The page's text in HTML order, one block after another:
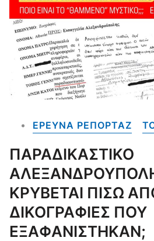
ΕΡΕΥΝΑ ΡΕΠΟΡΤΑΖ
ΠΑΡΑΔΙΚΑΣΤΙΚΟ
ΚΡΥΒΕΤΑΙ ΠΙΣΩ
ΔΙΚΟΓΡΑΦΙΕΣ ΠΟΥ
ΕΞΑΦΑΝΙΣΤΗΚΑΝ;